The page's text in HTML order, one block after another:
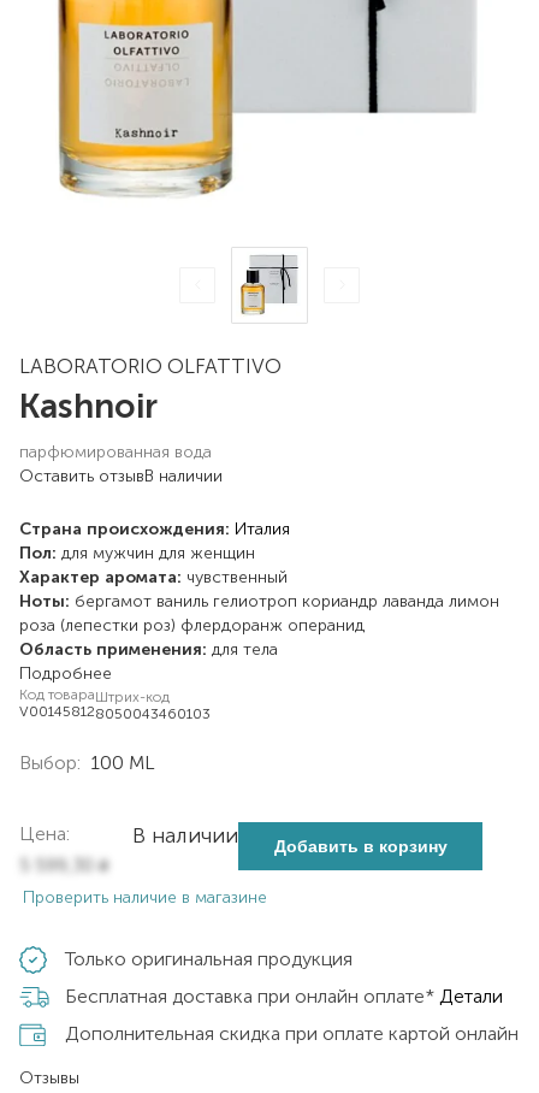
LABORATORIO OLFATTIVO
Kashnoir
парфюмированная вода
Оставить отзывВ наличии
Страна происхождения: Италия
Пол: для мужчин для женщин
Характер аромата: чувственный
Ноты: бергамот ваниль гелиотроп кориандр лаванда лимон
роза (лепестки роз) флердоранж операнид
Область применения: для тела
Подробнее
Код товара
V00145812
Штрих-код
8050043460103
Выбор: 100 ML
Цена:
5 599,30₴
В наличии Добавить в корзину
Проверить наличие в магазине
Только оригинальная продукция
Бесплатная доставка при онлайн оплате* Детали
Дополнительная скидка при оплате картой онлайн
Отзывы